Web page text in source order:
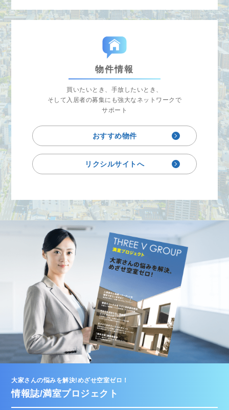
物件情報
買いたいとき、手放したいとき、
そして入居者の募集にも強大なネットワークで
サポート
おすすめ物件
リクシルサイトへ
大家さんの悩みを解決!めざせ空室ゼロ！
情報誌/満室プロジェクト